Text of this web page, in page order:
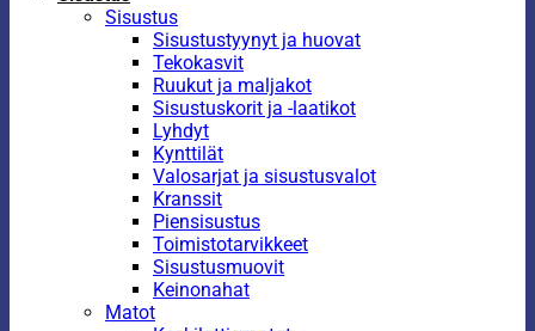
Sisustus
Sisustustyynyt ja huovat
Tekokasvit
Ruukut ja maljakot
Sisustuskorit ja -laatikot
Lyhdyt
Kynttilät
Valosarjat ja sisustusvalot
Kranssit
Piensisustus
Toimistotarvikkeet
Sisustusmuovit
Keinonahat
Matot